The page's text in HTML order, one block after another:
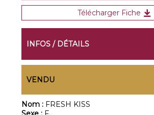
Télécharger Fiche
INFOS / DÉTAILS
VENDU
Nom : FRESH KISS